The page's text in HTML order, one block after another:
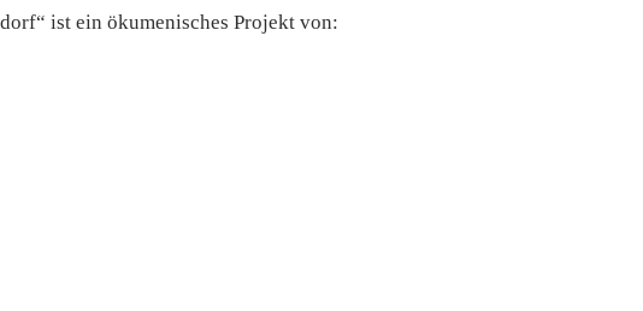
ist ein ökumenisches Projekt von: